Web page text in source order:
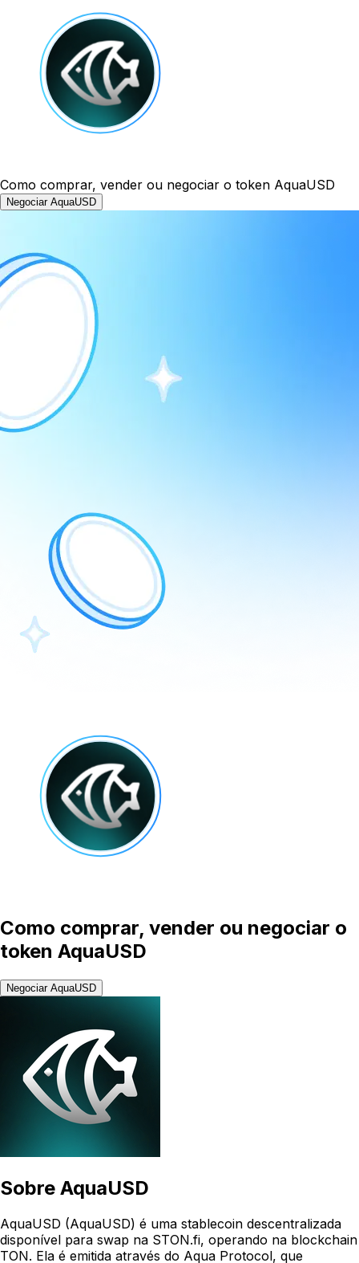
Como comprar, vender ou negociar o token AquaUSD
Negociar AquaUSD
Como comprar, vender ou negociar o
token AquaUSD
Negociar AquaUSD
Sobre AquaUSD
AquaUSD (AquaUSD) é uma stablecoin descentralizada
disponível para swap na STON.fi, operando na blockchain
TON. Ela é emitida através do Aqua Protocol, que